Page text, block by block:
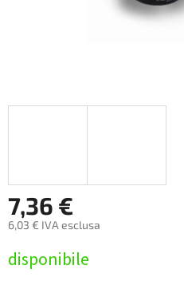
7,36 €
6,03 € IVA esclusa
della
disponibile